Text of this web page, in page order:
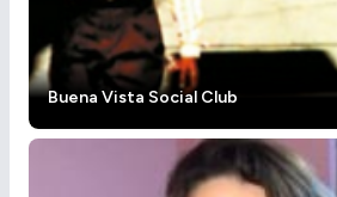
Buena Vista Social Club